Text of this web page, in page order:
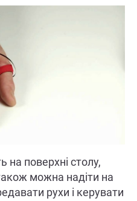
поверхні столу,
можна надіти на
рухи і керувати